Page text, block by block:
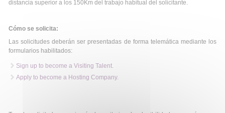
distancia superior a los 150Km del trabajo habitual del solicitante.
Cómo se solicita:
Las solicitudes deberán ser presentadas de forma telemática mediante los
formularios habilitados:
Sign up to become a Visiting Talent.
Apply to become a Hosting Company.